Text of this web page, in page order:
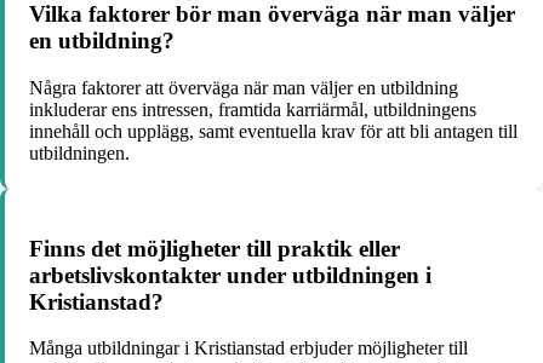
Vilka faktorer bör man överväga när man väljer
en utbildning?
Några faktorer att överväga när man väljer en utbildning
inkluderar ens intressen, framtida karriärmål, utbildningens
innehåll och upplägg, samt eventuella krav för att bli antagen till
utbildningen.
Finns det möjligheter till praktik eller
arbetslivskontakter under utbildningen i
Kristianstad?
Många utbildningar i Kristianstad erbjuder möjligheter till